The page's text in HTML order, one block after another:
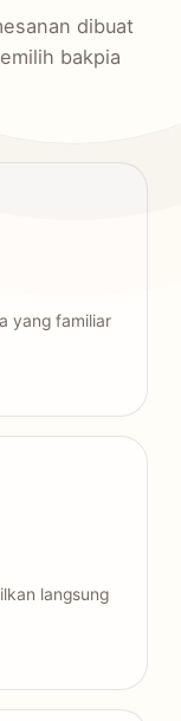
dibuat
bakpia
yang familiar
langsung